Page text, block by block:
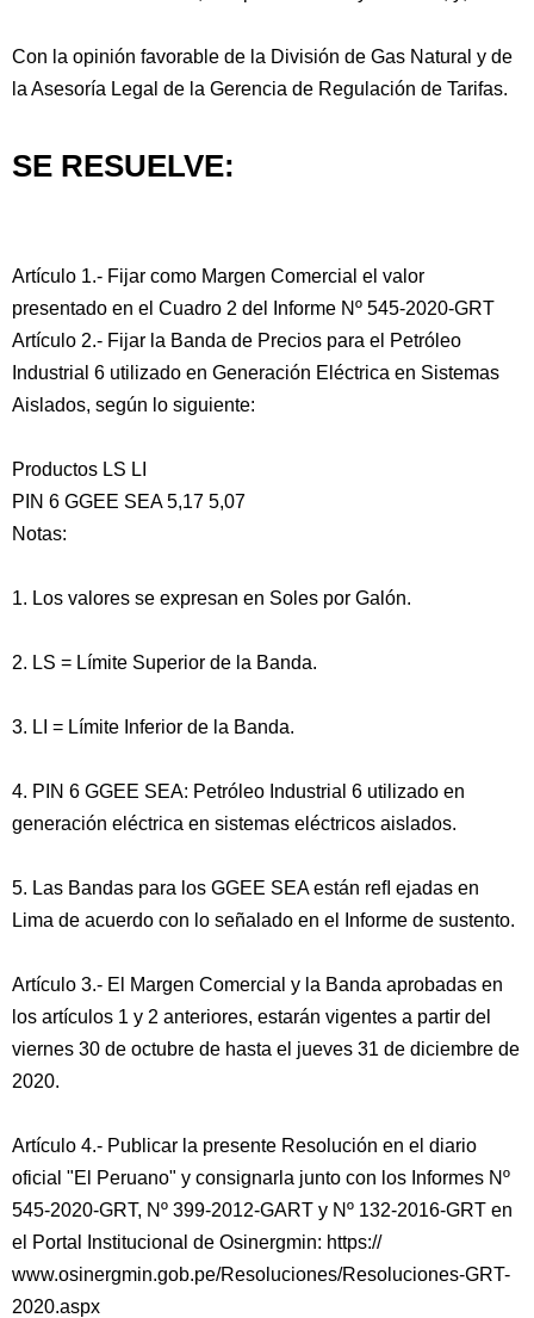
Con la opinión favorable de la División de Gas Natural y de
la Asesoría Legal de la Gerencia de Regulación de Tarifas.
SE RESUELVE:
Artículo 1.- Fijar como Margen Comercial el valor
presentado en el Cuadro 2 del Informe Nº 545-2020-GRT
Artículo 2.- Fijar la Banda de Precios para el Petróleo
Industrial 6 utilizado en Generación Eléctrica en Sistemas
Aislados, según lo siguiente:
Productos LS LI
PIN 6 GGEE SEA 5,17 5,07
Notas:
1. Los valores se expresan en Soles por Galón.
2. LS = Límite Superior de la Banda.
3. LI = Límite Inferior de la Banda.
4. PIN 6 GGEE SEA: Petróleo Industrial 6 utilizado en
generación eléctrica en sistemas eléctricos aislados.
5. Las Bandas para los GGEE SEA están reﬂ ejadas en
Lima de acuerdo con lo señalado en el Informe de sustento.
Artículo 3.- El Margen Comercial y la Banda aprobadas en
los artículos 1 y 2 anteriores, estarán vigentes a partir del
viernes 30 de octubre de hasta el jueves 31 de diciembre de
2020.
Artículo 4.- Publicar la presente Resolución en el diario
oficial "El Peruano" y consignarla junto con los Informes Nº
545-2020-GRT, Nº 399-2012-GART y Nº 132-2016-GRT en
el Portal Institucional de Osinergmin: https://
www.osinergmin.gob.pe/Resoluciones/Resoluciones-GRT-
2020.aspx